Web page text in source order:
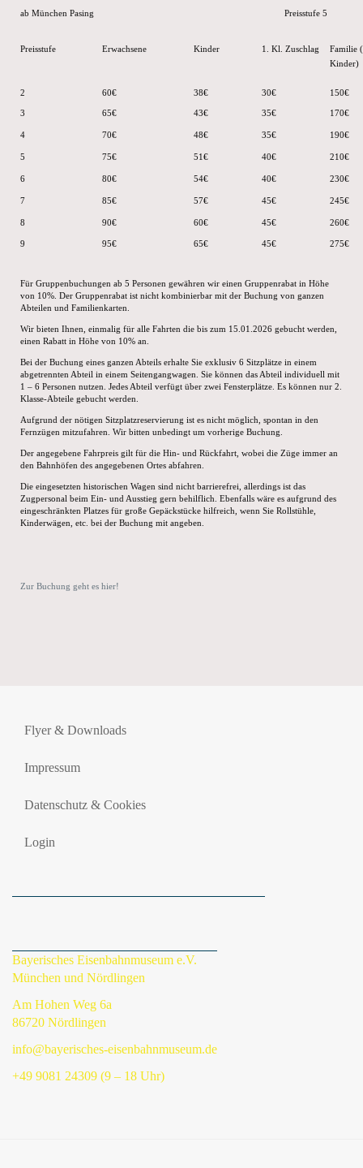
ab München Pasing Preisstufe 5
Preisstufe Erwachsene Kinder 1. Kl. Zuschlag
Familie
Kinder)
2 60€ 38€ 30€ 150€
3 65€ 43€ 35€ 170€
4 70€ 48€ 35€ 190€
5 75€ 51€ 40€ 210€
6 80€ 54€ 40€ 230€
7 85€ 57€ 45€ 245€
8 90€ 60€ 45€ 260€
9 95€ 65€ 45€ 275€
Für Gruppenbuchungen ab 5 Personen gewähren wir einen Gruppenrabat in Höhe
von 10%. Der Gruppenrabat ist nicht kombinierbar mit der Buchung von ganzen
Abteilen und Familienkarten.
Wir bieten Ihnen, einmalig für alle Fahrten die bis zum 15.01.2026 gebucht werden,
einen Rabatt in Höhe von 10% an.
Bei der Buchung eines ganzen Abteils erhalte Sie exklusiv 6 Sitzplätze in einem
abgetrennten Abteil in einem Seitengangwagen. Sie können das Abteil individuell mit
1 – 6 Personen nutzen. Jedes Abteil verfügt über zwei Fensterplätze. Es können nur 2.
Klasse-Abteile gebucht werden.
Aufgrund der nötigen Sitzplatzreservierung ist es nicht möglich, spontan in den
Fernzügen mitzufahren. Wir bitten unbedingt um vorherige Buchung.
Der angegebene Fahrpreis gilt für die Hin- und Rückfahrt, wobei die Züge immer an
den Bahnhöfen des angegebenen Ortes abfahren.
Die eingesetzten historischen Wagen sind nicht barrierefrei, allerdings ist das
Zugpersonal beim Ein- und Ausstieg gern behilflich. Ebenfalls wäre es aufgrund des
eingeschränkten Platzes für große Gepäckstücke hilfreich, wenn Sie Rollstühle,
Kinderwägen, etc. bei der Buchung mit angeben.
Zur Buchung geht es hier!
Flyer & Downloads
Impressum
Datenschutz & Cookies
Login
Bayerisches Eisenbahnmuseum e.V.
München und Nördlingen
Am Hohen Weg 6a
86720 Nördlingen
info@bayerisches-eisenbahnmuseum.de
+49 9081 24309 (9 – 18 Uhr)